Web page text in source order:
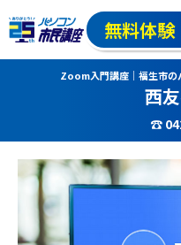
無料体験
Zoom入門講座｜福生市の
西
☎